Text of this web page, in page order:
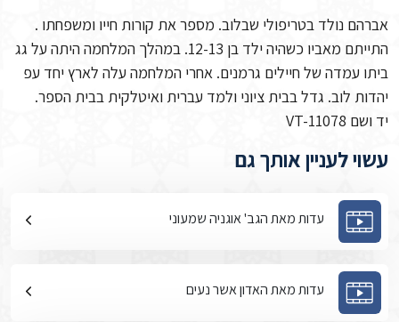
אברהם נולד בטריפולי שבלוב. מספר את קורות חייו ומשפחתו .
התייתם מאביו כשהיה ילד בן 12-13. במהלך המלחמה היתה על גג
ביתו עמדה של חיילים גרמנים. אחרי המלחמה עלה לארץ יחד עפ
יהדות לוב. גדל בבית ציוני ולמד עברית ואיטלקית בבית הספר.
יד ושם VT-11078
עשוי לעניין אותך גם
עדות מאת הגב' אוגניה שמעוני
עדות מאת האדון אשר נעים